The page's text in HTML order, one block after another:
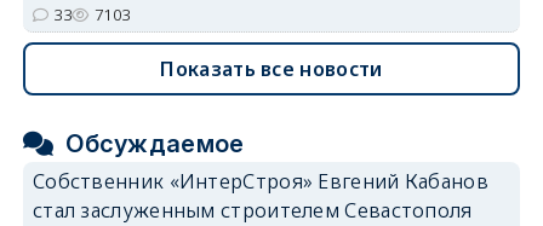
33 7103
Показать все новости
Обсуждаемое
Собственник «ИнтерСтроя» Евгений Кабанов
стал заслуженным строителем Севастополя